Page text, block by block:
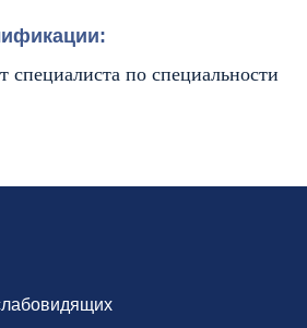
ДОКУМЕНТЫ
специалиста по специальности